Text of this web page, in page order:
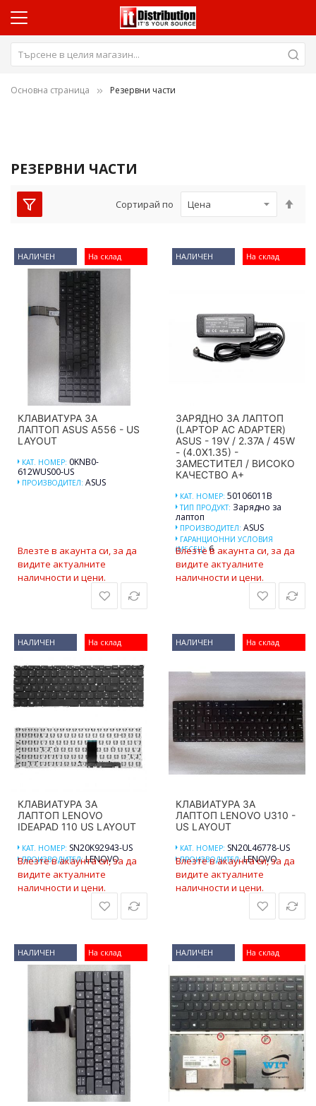
Основна страница Резервни части
РЕЗЕРВНИ ЧАСТИ
Сортирай по
На склад
НАЛИЧЕН
КЛАВИАТУРА ЗА
ЛАПТОП ASUS A556 - US
LAYOUT
КАТ. НОМЕР: 0KNB0-
612WUS00-US
ПРОИЗВОДИТЕЛ: ASUS
Влезте в акаунта си, за да
видите актуалните
наличности и цени.
На склад
НАЛИЧЕН
ЗАРЯДНО ЗА ЛАПТОП
(LAPTOP AC ADAPTER)
ASUS - 19V / 2.37A / 45W
- (4.0X1.35) -
ЗАМЕСТИТЕЛ / ВИСОКО
КАЧЕСТВО A+
КАТ. НОМЕР: 50106011B
ТИП ПРОДУКТ: Зарядно за
лаптоп
ПРОИЗВОДИТЕЛ: ASUS
ГАРАНЦИОННИ УСЛОВИЯ
(МЕСЕЦ): 6
Влезте в акаунта си, за да
видите актуалните
наличности и цени.
На склад
НАЛИЧЕН
КЛАВИАТУРА ЗА
ЛАПТОП LENOVO
IDEAPAD 110 US LAYOUT
КАТ. НОМЕР: SN20K92943-US
ПРОИЗВОДИТЕЛ:LENOVO
Влезте в акаунта си, за да
видите актуалните
наличности и цени.
На склад
НАЛИЧЕН
КЛАВИАТУРА ЗА
ЛАПТОП LENOVO U310 -
US LAYOUT
КАТ. НОМЕР: SN20L46778-US
ПРОИЗВОДИТЕЛ:LENOVO
Влезте в акаунта си, за да
видите актуалните
наличности и цени.
На склад
НАЛИЧЕН На склад
НАЛИЧЕН